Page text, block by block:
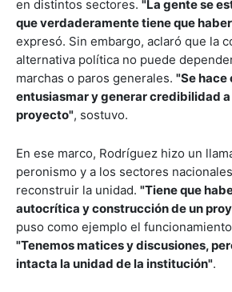
en distintos sectores. "La gente se
que verdaderamente tiene que
expresó. Sin embargo, aclaró que la
alternativa política no puede
marchas o paros generales. "Se hace
entusiasmar y generar credibilidad
proyecto", sostuvo.
En ese marco, Rodríguez hizo un
peronismo y a los sectores
reconstruir la unidad. "Tiene que
autocrítica y construcción de un
puso como ejemplo el
"Tenemos matices y discusiones,
intacta la unidad de la institución".